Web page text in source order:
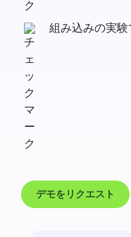
組み込みの実
デモをリクエスト